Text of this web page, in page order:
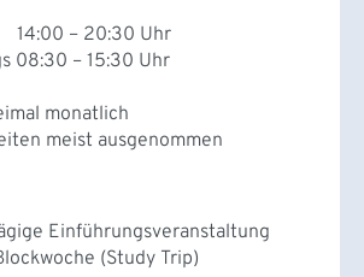
14:00 – 20:30 Uhr
08:30 – 15:30 Uhr
monatlich
meist ausgenommen
Einführungsveranstaltung
(Study Trip)